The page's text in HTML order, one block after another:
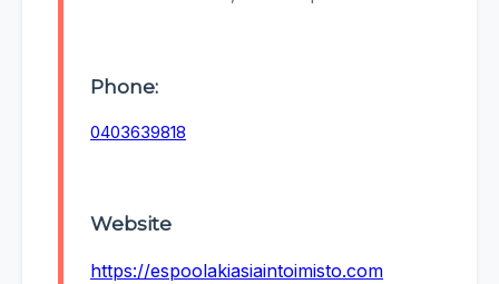
Phone:
0403639818
Website
https://espoolakiasiaintoimisto.com